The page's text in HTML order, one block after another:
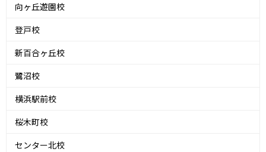
向ヶ丘遊園校
登戸校
新百合ヶ丘校
鷺沼校
横浜駅前校
桜木町校
センター北校